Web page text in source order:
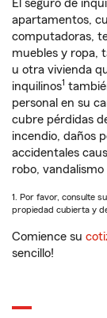
El seguro de
apartamentos,
computadoras,
muebles y ropa,
u otra vivienda
inquilinos1
personal en su
cubre pérdidas
incendio, daños
accidentales
robo, vandalismo
1. Por favor, consulte
propiedad cubierta y
Comience su
sencillo!